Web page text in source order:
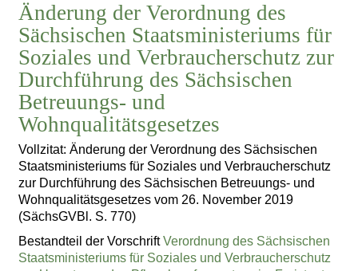
Änderung der Verordnung des
Sächsischen Staatsministeriums für
Soziales und Verbraucherschutz zur
Durchführung des Sächsischen
Betreuungs- und
Wohnqualitätsgesetzes
Vollzitat: Änderung der Verordnung des Sächsischen
Staatsministeriums für Soziales und Verbraucherschutz
zur Durchführung des Sächsischen Betreuungs- und
Wohnqualitätsgesetzes vom 26. November 2019
(SächsGVBl. S. 770)
Bestandteil der VorschriftVerordnung des Sächsischen
Staatsministeriums für Soziales und Verbraucherschutz